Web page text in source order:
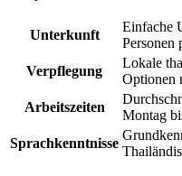
Unterkunft
Einfache
Personen
Verpflegung
Lokale
Optionen
Arbeitszeiten
Montag
Sprachkenntnisse